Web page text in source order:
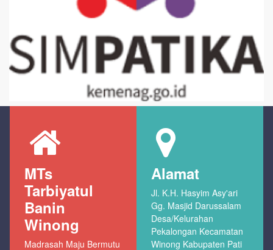
MTs
Tarbiyatul
Banin
Winong
Madrasah Maju Bermutu
Alamat
Jl. K.H. Hasyim Asy'ari
Gg. Masjid Darussalam
Desa/Kelurahan
Pekalongan Kecamatan
Winong Kabupaten Pati